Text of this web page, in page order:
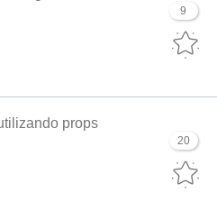
9
20
props